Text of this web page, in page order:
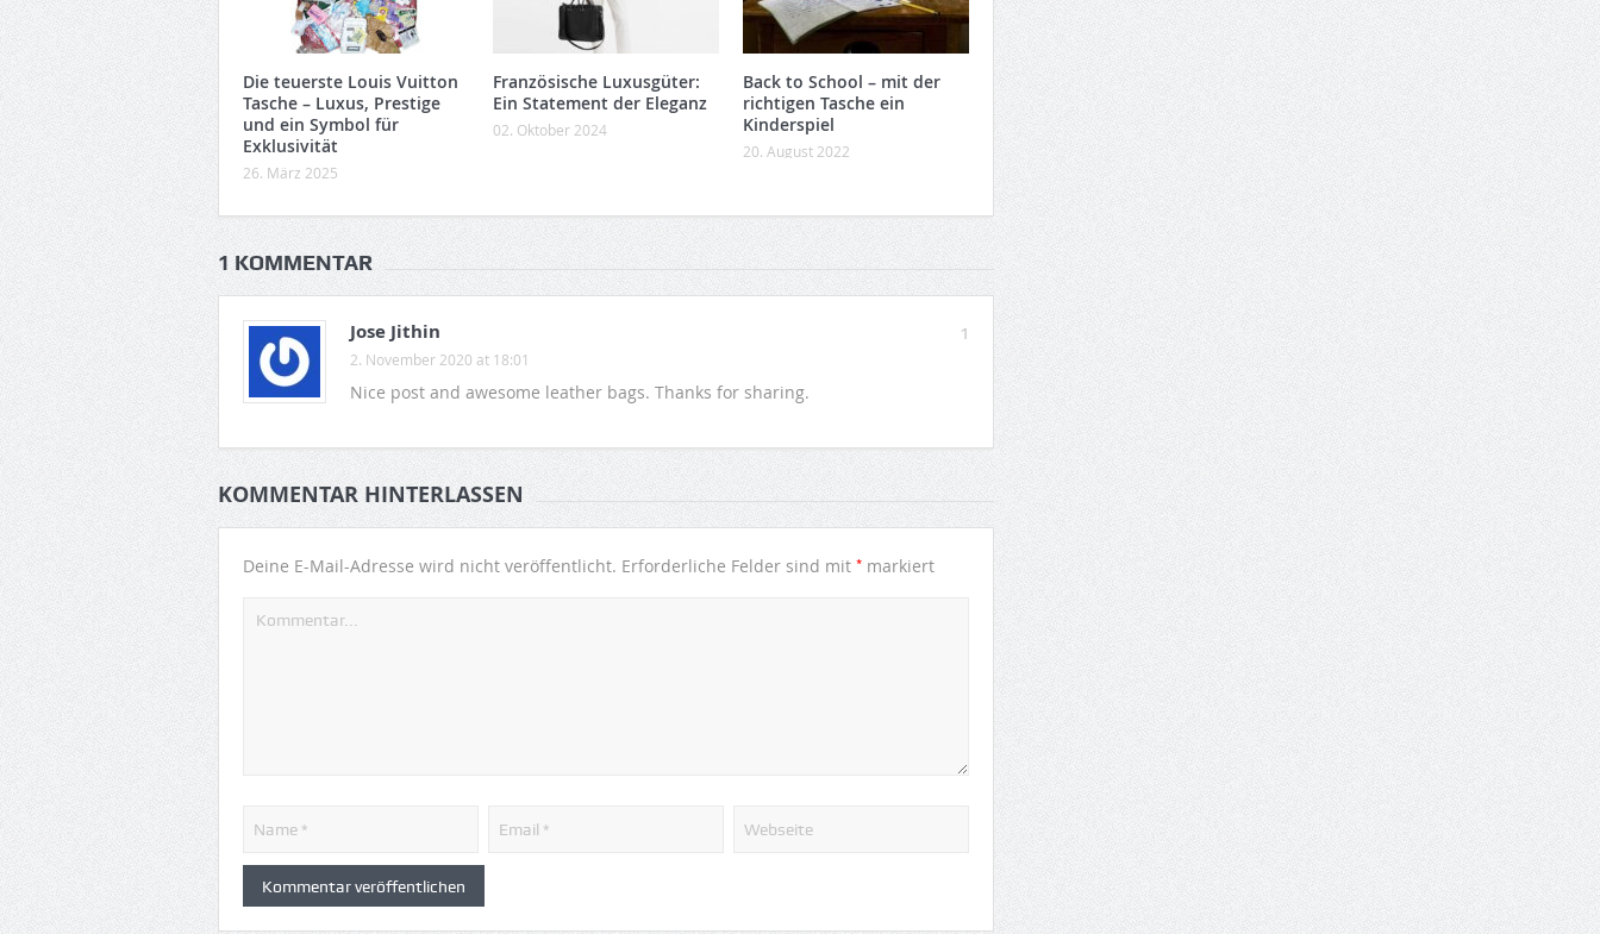
Die teuerste Louis Vuitton
Tasche – Luxus, Prestige
und ein Symbol für
Exklusivität
26. März 2025
Französische Luxusgüter:
Ein Statement der Eleganz
02. Oktober 2024
Back to School – mit der
richtigen Tasche ein
Kinderspiel
20. August 2022
1 KOMMENTAR
1
Jose Jithin
2. November 2020 at 18:01
Nice post and awesome leather bags. Thanks for sharing.
KOMMENTAR HINTERLASSEN
Deine E-Mail-Adresse wird nicht veröffentlicht. Erforderliche Felder sind mit * markiert